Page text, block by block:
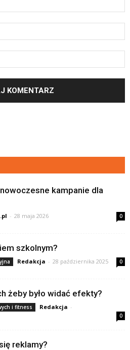
kampanie dla
- 28 maja 2026 0
szkolnym?
Redakcja - 28 października 2025 0
żeby było widać efekty?
i fitness Redakcja -
0
reklamy?